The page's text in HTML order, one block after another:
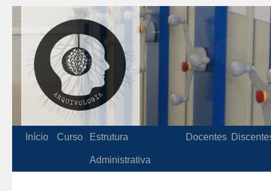
Início Curso Estrutura
Administrativa
Docentes